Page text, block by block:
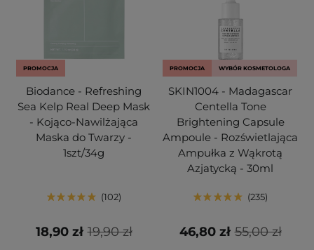
PROMOCJA
Biodance - Refreshing
Sea Kelp Real Deep Mask
- Kojąco-Nawilżająca
Maska do Twarzy -
1szt/34g
102
19,90 zł
18,90 zł
PROMOCJA WYBÓR KOSMETOLOGA
SKIN1004 - Madagascar
Centella Tone
Brightening Capsule
Ampoule - Rozświetlająca
Ampułka z Wąkrotą
Azjatycką - 30ml
235
55,00 zł
46,80 zł